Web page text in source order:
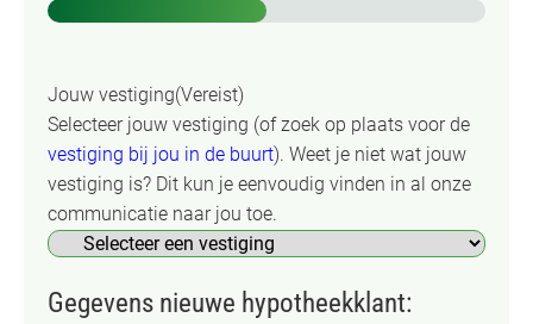
50%
Jouw vestiging(Vereist)
Selecteer jouw vestiging (of zoek op plaats voor de
vestiging bij jou in de buurt). Weet je niet wat jouw
vestiging is? Dit kun je eenvoudig vinden in al onze
communicatie naar jou toe.
Gegevens nieuwe hypotheekklant: